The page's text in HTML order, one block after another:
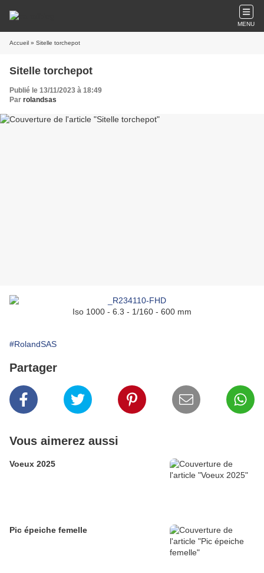
MENU
Accueil » Sitelle torchepot
Sitelle torchepot
Publié le 13/11/2023 à 18:49
Par rolandsas
Iso 1000 - 6.3 - 1/160 - 600 mm
#RolandSAS
Partager
Vous aimerez aussi
Voeux 2025
Pic épeiche femelle